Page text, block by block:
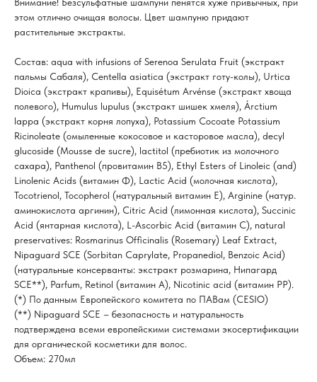
Внимание! Безсульфатные шампуни пенятся хуже привычных, при
этом отлично очищая волосы. Цвет шампуню придают
растительные экстракты.
Состав: aqua with infusions of Serenoa Serulata Fruit (экстракт
пальмы Сабаля), Centella asiatica (экстракт готу-колы), Urtica
Dioica (экстракт крапивы), Equisétum Arvénse (экстракт хвоща
полевого), Humulus lupulus (экстракт шишек хмеля), Árctium
lappa (экстракт корня лопуха), Potassium Cocoate Potassium
Ricinoleate (омыленные кокосовое и касторовое масла), decyl
glucoside (Mousse de sucre), lactitol (пребиотик из молочного
сахара), Panthenol (провитамин В5), Ethyl Esters of Linoleic (and)
Linolenic Acids (витамин Ф), Lactic Acid (молочная кислота),
Tocotrienol, Tocopherol (натуральный витамин Е), Arginine (натур.
аминокислота аргинин), Citric Acid (лимонная кислота), Succinic
Acid (янтарная кислота), L-Ascorbic Acid (витамин С), natural
preservatives: Rosmarinus Officinalis (Rosemary) Leaf Extract,
Nipaguard SCE (Sorbitan Caprylate, Propanediol, Benzoic Acid)
(натуральные консерванты: экстракт розмарина, Нипагард
SCE**), Parfum, Retinol (витамин А), Nicotinic acid (витамин РР).
(*) По данным Европейского комитета по ПАВам (CESIО)
(**) Nipaguard SCE – безопасность и натуральность
подтверждена всеми европейскими системами экосертификации
для органической косметики для волос.
Объем: 270мл